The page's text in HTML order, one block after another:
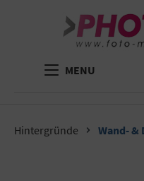
MENU
Hintergründe Wand- &